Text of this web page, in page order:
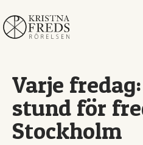
Varje
stund för
Stockholm